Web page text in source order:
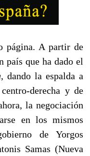
página. A partir de
país que ha dado el
, dando la espalda a
derecha y de
la negociación
en los mismos
de Yorgos
Samas (Nueva